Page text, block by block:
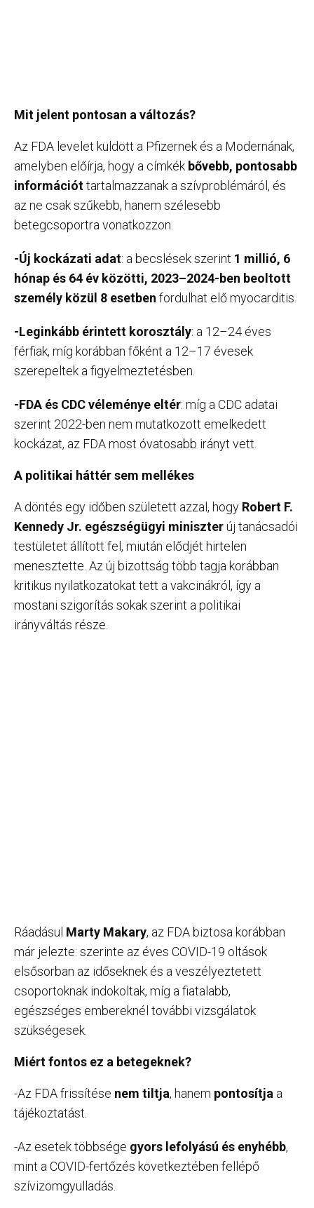
Mit jelent pontosan a változás?
Az FDA levelet küldött a Pfizernek és a Modernának,
amelyben előírja, hogy a címkék bővebb, pontosabb
információttartalmazzanak a szívproblémáról, és
az ne csak szűkebb, hanem szélesebb
betegcsoportra vonatkozzon.
-Új kockázati adat: a becslések szerint 1 millió, 6
hónap és 64 év közötti, 2023–2024-ben beoltott
személy közül 8 esetben fordulhat elő myocarditis.
-Leginkább érintett korosztály: a 12–24 éves
férfiak, míg korábban főként a 12–17 évesek
szerepeltek a figyelmeztetésben.
-FDA és CDC véleménye eltér: míg a CDC adatai
szerint 2022-ben nem mutatkozott emelkedett
kockázat, az FDA most óvatosabb irányt vett.
A politikai háttér sem mellékes
A döntés egy időben született azzal, hogy Robert F.
Kennedy Jr. egészségügyi miniszterúj tanácsadói
testületet állított fel, miután elődjét hirtelen
menesztette. Az új bizottság több tagja korábban
kritikus nyilatkozatokat tett a vakcinákról, így a
mostani szigorítás sokak szerint a politikai
irányváltás része.
Ráadásul Marty Makary, az FDA biztosa korábban
már jelezte: szerinte az éves COVID-19 oltások
elsősorban az időseknek és a veszélyeztetett
csoportoknak indokoltak, míg a fiatalabb,
egészséges embereknél további vizsgálatok
szükségesek.
Miért fontos ez a betegeknek?
-Az FDA frissítése nem tiltja, hanem pontosítja a
tájékoztatást.
-Az esetek többsége gyors lefolyású és enyhébb,
mint a COVID-fertőzés következtében fellépő
szívizomgyulladás.